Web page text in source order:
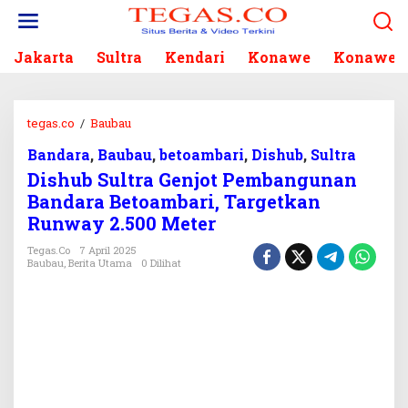
Jakarta Sultra Kendari Konawe Konawe
tegas.co / Baubau
s
h
u
b
S
u
l
Bandara, Baubau,betoambari, Dishub, Sultra
Dishub Sultra Genjot Pembangunan
Bandara Betoambari, Targetkan
Runway 2.500 Meter
Tegas.co
7 April 2025
Baubau, Berita Utama 0 Dilihat